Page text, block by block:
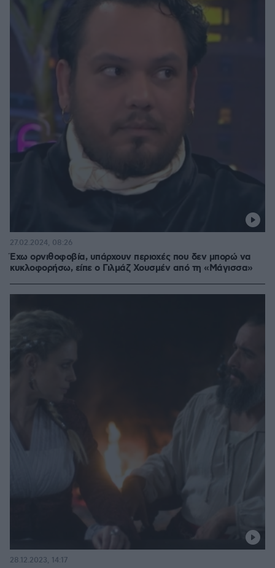
Έχω ορνιθοφοβία, υπάρχουν περιοχές που δεν μπορώ να
κυκλοφορήσω, είπε ο Γιλμάζ Χουσμέν από τη «Μάγισσα»
27.02.2024, 08:26
28.12.2023, 14:17